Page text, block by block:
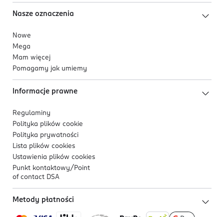
Nasze oznaczenia
Nowe
Mega
Mam więcej
Pomagamy jak umiemy
Informacje prawne
Regulaminy
Polityka plików cookie
Polityka prywatności
Lista plików cookies
Ustawienia plików cookies
Punkt kontaktowy/ Point
of contact DSA
Metody płatności